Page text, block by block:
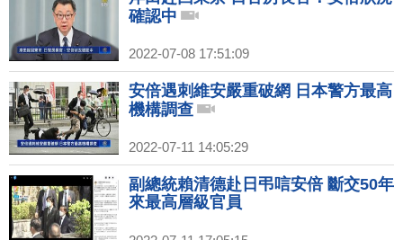
確認中
2022-07-08 17:51:09
安倍遇刺維安嚴重破網 日本警方最高
機構調查
2022-07-11 14:05:29
副總統賴清德赴日弔唁安倍 斷交50年
來最高層級官員